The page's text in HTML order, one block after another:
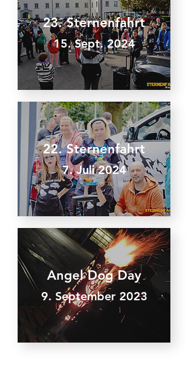
23. Sternenfahrt
15. Sept. 2024
22. Sternenfahrt
7. Juli 2024
Angel Dog Day
9. September 2023